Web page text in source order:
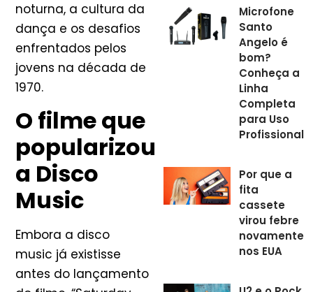
noturna, a cultura da
dança e os desafios
enfrentados pelos
jovens na década de
1970.
O filme que
popularizou
a Disco
Music
Embora a disco
music já existisse
antes do lançamento
Microfone
Santo
Angelo é
bom?
Conheça a
Linha
Completa
para Uso
Profissional
Por que a
fita
cassete
virou febre
novamente
nos EUA